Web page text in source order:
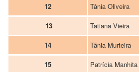
Base/Extremo
Extremo/Poste
12 Tânia Oliveira
13 Tatiana Vieira
14 Tânia Murteira
15 Patrícia Manhita